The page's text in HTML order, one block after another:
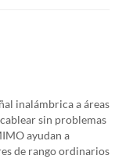
inalámbrica a áreas
sin problemas
ayudan a
de rango ordinarios